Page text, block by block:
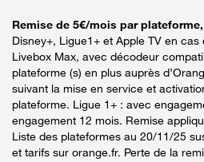
Remise de 5€/mois par plateforme,
Disney+, Ligue1+ et Apple TV en
Livebox Max, avec décodeur
plateforme (s) en plus auprès
suivant la mise en service et
plateforme. Ligue 1+ : avec
engagement 12 mois. Remise
Liste des plateformes au 20/11/25
et tarifs sur orange.fr. Perte de la